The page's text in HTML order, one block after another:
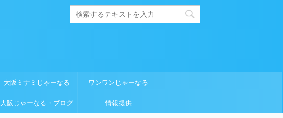
大阪ミナミじゃーなる ワンワンじゃーなる
大阪じゃーなる・ブログ 情報提供